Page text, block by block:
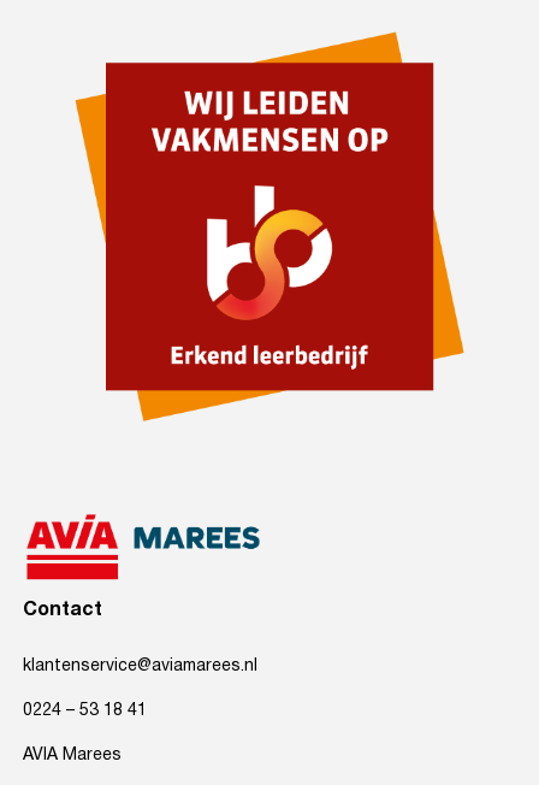
Contact
klantenservice@aviamarees.nl
0224 – 53 18 41
AVIA Marees